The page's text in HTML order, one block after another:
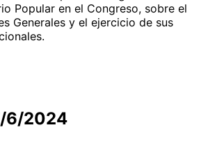
Popular en el Congreso, sobre el
Generales y el ejercicio de sus
6/2024